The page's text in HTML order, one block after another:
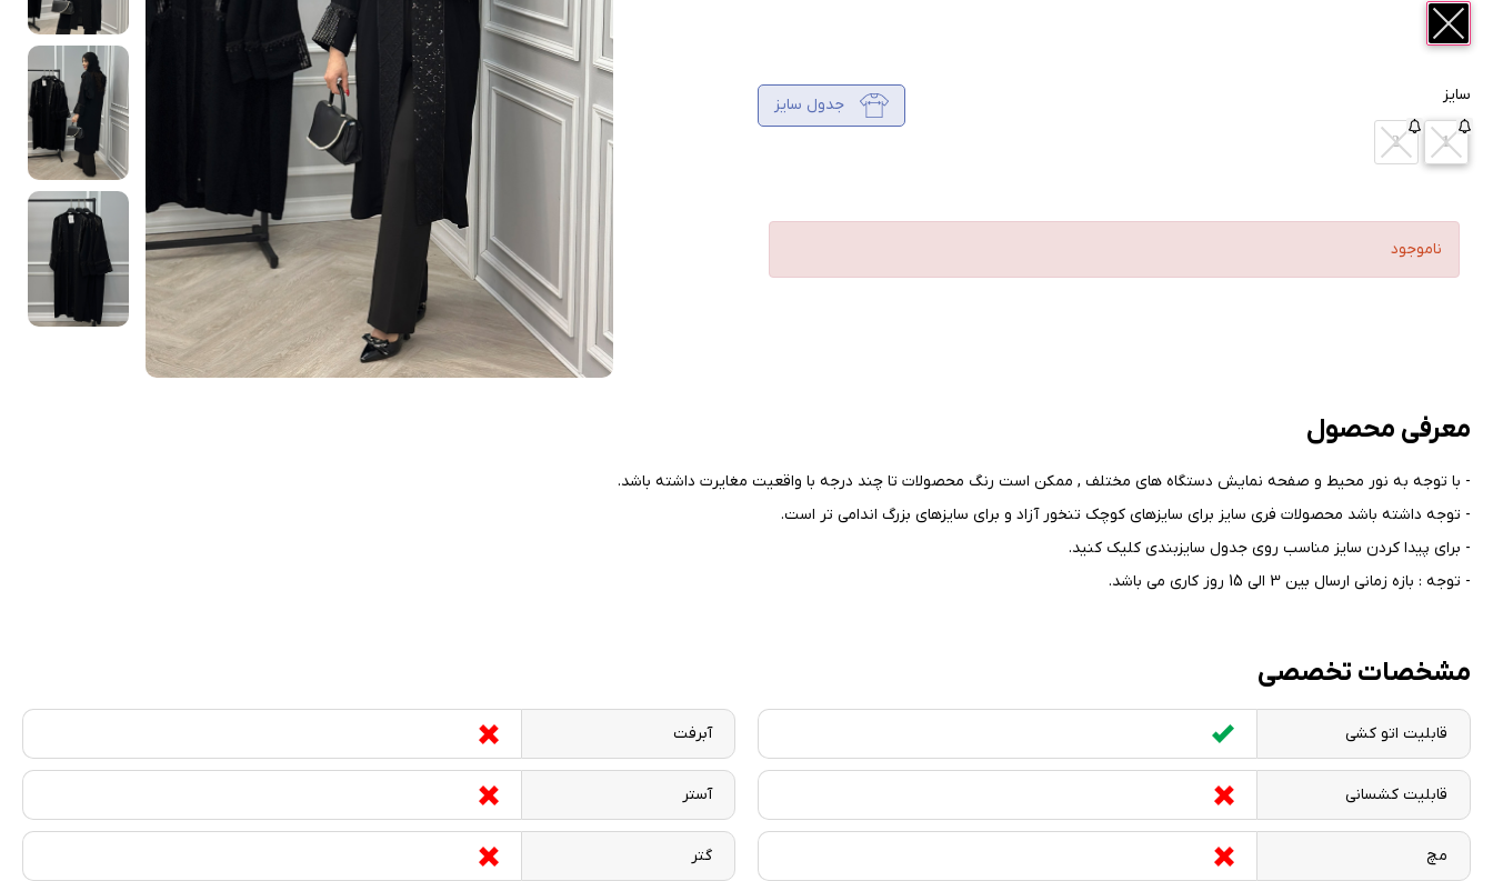
سایز جدول سایز
1
2
ناموجود
معرفی محصول
- با توجه به نور محیط و صفحه نمایش دستگاه های مختلف , ممکن است رنگ محصولات تا چند درجه با واقعیت مغایرت داشته باشد.
- توجه داشته باشد محصولات فری سایز برای سایزهای کوچک تنخور آزاد و برای سایزهای بزرگ اندامی تر است.
- برای پیدا کردن سایز مناسب روی جدول سایزبندی کلیک کنید.
- توجه : بازه زمانی ارسال بین 3 الی 15 روز کاری می باشد.
مشخصات تخصصی
قابلیت اتو کشی آبرفت
قابلیت کشسانی آستر
مچ گتر